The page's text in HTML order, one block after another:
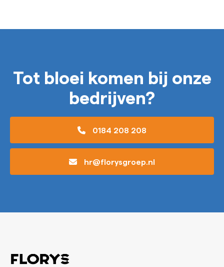
Tot bloei komen bij onze
bedrijven?
0184 208 208
hr@florysgroep.nl